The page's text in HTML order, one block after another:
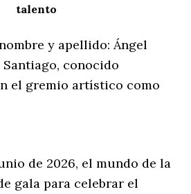
talento
y apellido: Ángel
conocido
el gremio artístico como
de 2026, el mundo de la
gala para celebrar el